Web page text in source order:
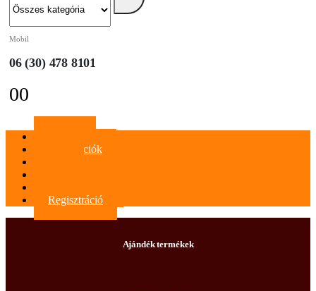
Mobil
06 (30) 478 8101
00
Információk
Regisztráció
Ajándék termékek